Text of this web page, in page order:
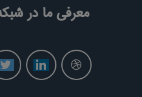
معرفی ما در